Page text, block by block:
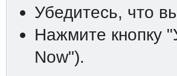
Убедитесь, что
Нажмите кнопку
Now").